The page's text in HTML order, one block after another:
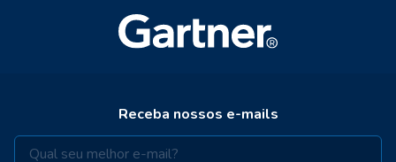
Receba nossos e-mails